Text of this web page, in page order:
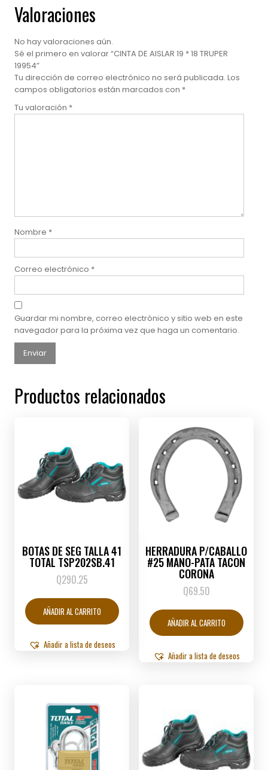
Valoraciones
No hay valoraciones aún.
Sé el primero en valorar “CINTA DE AISLAR 19 * 18 TRUPER
19954”
Tu dirección de correo electrónico no será publicada. Los
campos obligatorios están marcados con *
Tu valoración *
Nombre *
Correo electrónico *
Guardar mi nombre, correo electrónico y sitio web en este
navegador para la próxima vez que haga un comentario.
Productos relacionados
BOTAS DE SEG TALLA 41
TOTAL TSP202SB.41
Q290.25
AÑADIR AL CARRITO
Añadir a lista de deseos
HERRADURA P/CABALLO
#25 MANO-PATA TACON
CORONA
Q69.50
AÑADIR AL CARRITO
Añadir a lista de deseos